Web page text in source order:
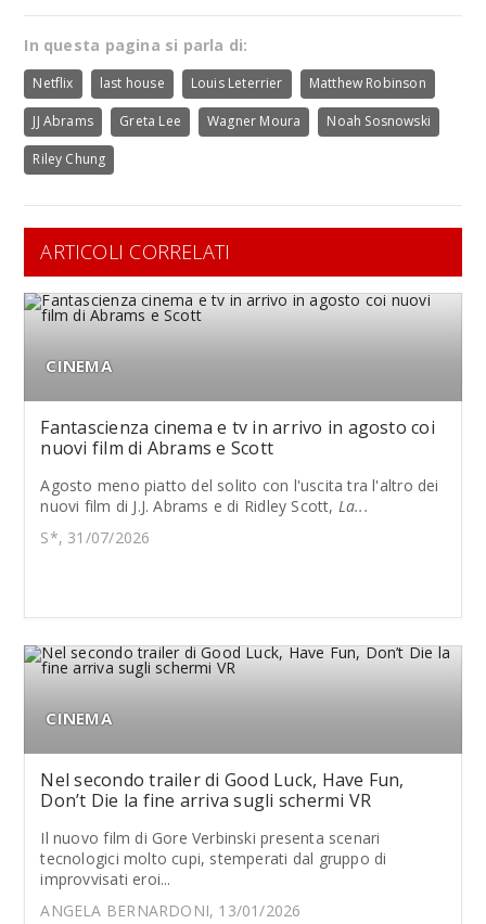
In questa pagina si parla di:
Netflix last house Louis Leterrier Matthew Robinson
JJ Abrams Greta Lee Wagner Moura Noah Sosnowski
Riley Chung
ARTICOLI CORRELATI
CINEMA
Fantascienza cinema e tv in arrivo in agosto coi
nuovi film di Abrams e Scott
Agosto meno piatto del solito con l'uscita tra l'altro dei
nuovi film di J.J. Abrams e di Ridley Scott, La...
S*, 31/07/2026
CINEMA
Nel secondo trailer di Good Luck, Have Fun,
Don’t Die la fine arriva sugli schermi VR
Il nuovo film di Gore Verbinski presenta scenari
tecnologici molto cupi, stemperati dal gruppo di
improvvisati eroi...
ANGELA BERNARDONI, 13/01/2026